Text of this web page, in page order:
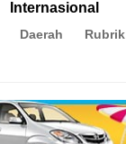
Internasional
Daerah Rubrik